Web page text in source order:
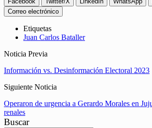
Correo electrónico
Etiquetas
Juan Carlos Bataller
Noticia Previa
Información vs. Desinformación Electoral 2023
Siguiente Noticia
Operaron de urgencia a Gerardo Morales en
renales
Buscar